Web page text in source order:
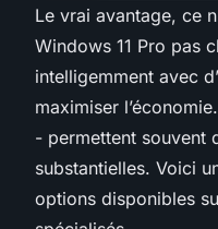
Le vrai avantage, ce
Windows 11 Pro pas
intelligemment avec
maximiser
- permettent souvent
substantielles. Voici
options disponibles